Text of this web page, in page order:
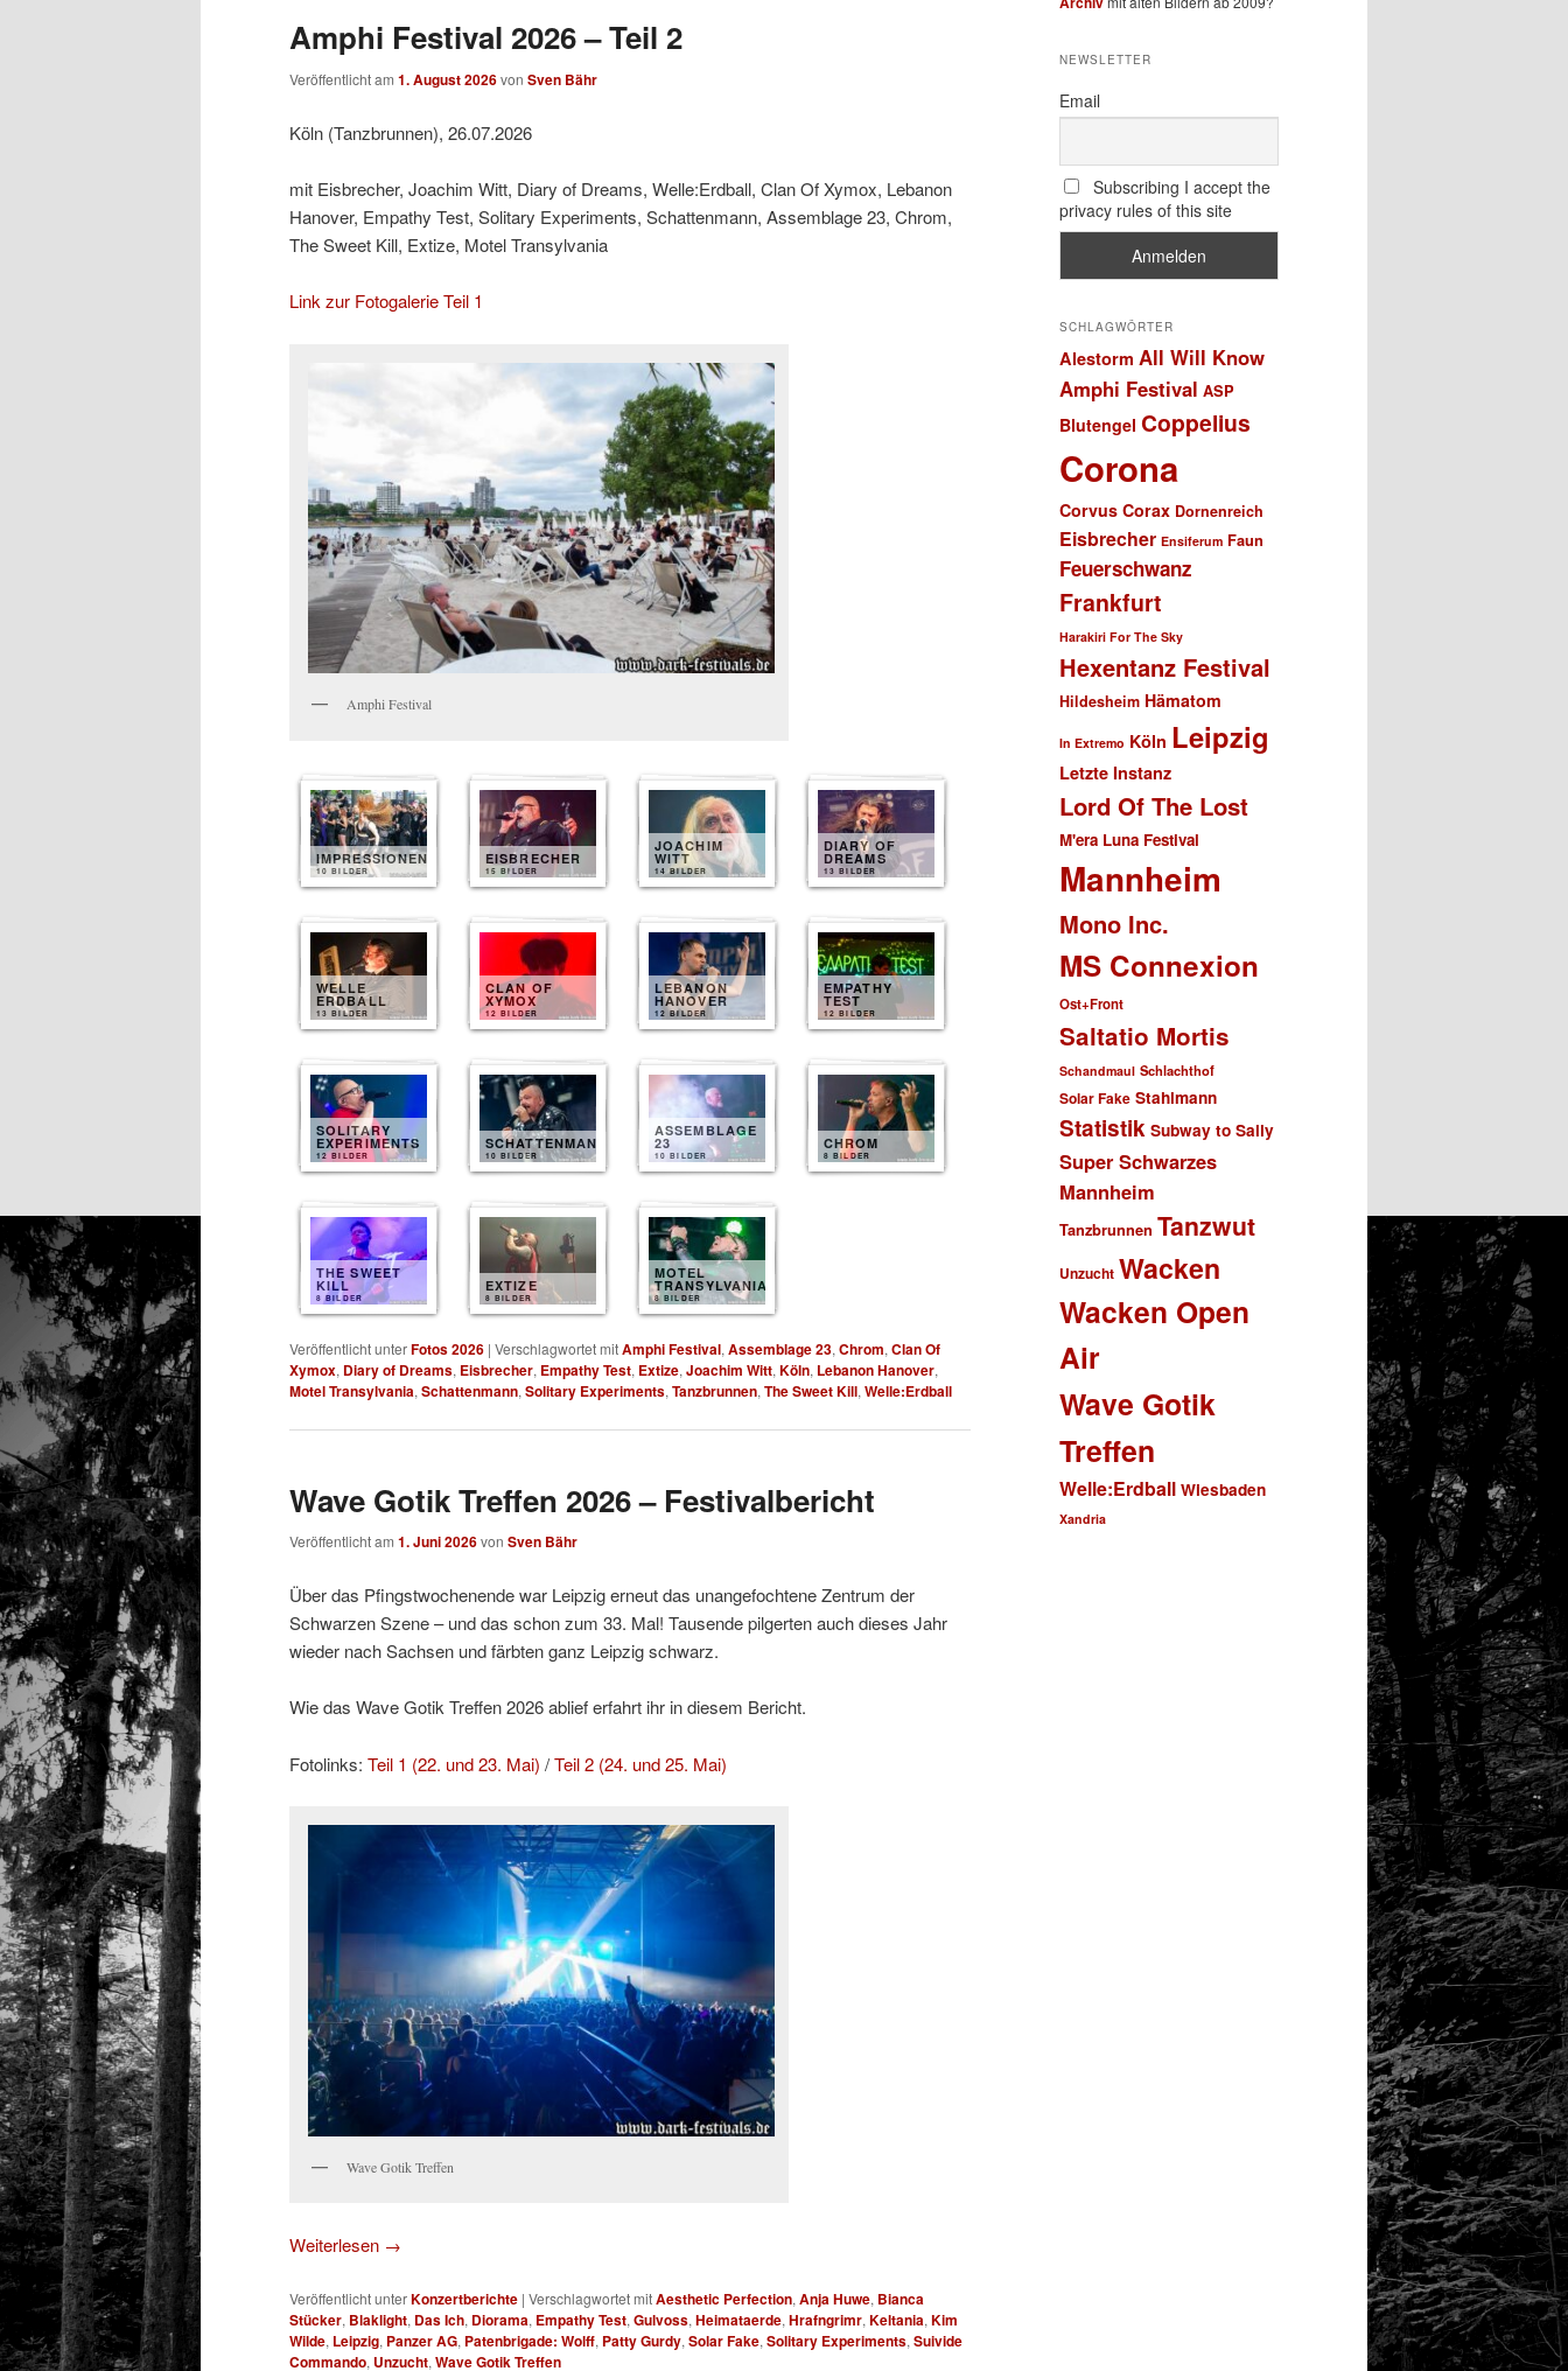
Amphi Festival 2026 – Teil 2
Veröffentlicht am 1. August 2026von Sven Bähr
Köln (Tanzbrunnen), 26.07.2026
mit Eisbrecher, Joachim Witt, Diary of Dreams, Welle:Erdball, Clan Of Xymox, Lebanon
Hanover, Empathy Test, Solitary Experiments, Schattenmann, Assemblage 23, Chrom,
The Sweet Kill, Extize, Motel Transylvania
Link zur Fotogalerie Teil 1
Amphi Festival
IMPRESSIONEN
10 BILDER
EISBRECHER
15 BILDER
JOACHIM
WITT
14 BILDER
DIARY OF
DREAMS
13 BILDER
WELLE
ERDBALL
13 BILDER
CLAN OF
XYMOX
12 BILDER
LEBANON
HANOVER
12 BILDER
EMPATHY
TEST
12 BILDER
SOLITARY
EXPERIMENTS
12 BILDER
SCHATTENMANN
10 BILDER
ASSEMBLAGE
23
10 BILDER
CHROM
8 BILDER
THE SWEET
KILL
8 BILDER
EXTIZE
8 BILDER
MOTEL
TRANSYLVANIA
8 BILDER
Veröffentlicht unterFotos 2026 | Verschlagwortet mitAmphi Festival, Assemblage 23, Chrom, Clan Of
Xymox, Diary of Dreams, Eisbrecher, Empathy Test, Extize, Joachim Witt, Köln, Lebanon Hanover,
Motel Transylvania, Schattenmann, Solitary Experiments, Tanzbrunnen, The Sweet Kill, Welle:Erdball
Wave Gotik Treffen 2026 – Festivalbericht
Veröffentlicht am 1. Juni 2026von Sven Bähr
Über das Pfingstwochenende war Leipzig erneut das unangefochtene Zentrum der
Schwarzen Szene – und das schon zum 33. Mal! Tausende pilgerten auch dieses Jahr
wieder nach Sachsen und färbten ganz Leipzig schwarz.
Wie das Wave Gotik Treffen 2026 ablief erfahrt ihr in diesem Bericht.
Fotolinks: Teil 1 (22. und 23. Mai) /Teil 2 (24. und 25. Mai)
Wave Gotik Treffen
Weiterlesen →
Veröffentlicht unterKonzertberichte | Verschlagwortet mitAesthetic Perfection, Anja Huwe, Bianca
Stücker, Blaklight, Das Ich, Diorama, Empathy Test, Gulvoss, Heimataerde, Hrafngrimr, Keltania, Kim
Wilde, Leipzig, Panzer AG, Patenbrigade: Wolff, Patty Gurdy, Solar Fake, Solitary Experiments, Suivide
Commando, Unzucht, Wave Gotik Treffen
NEWSLETTER
Email
Subscribing I accept the
privacy rules of this site
SCHLAGWÖRTER
Alestorm All Will Know
Amphi Festival ASP
Blutengel Coppelius
Corona
Corvus Corax Dornenreich
Eisbrecher Ensiferum Faun
Feuerschwanz
Frankfurt
Harakiri For The Sky
Hexentanz Festival
Hildesheim Hämatom
In Extremo Köln Leipzig
Letzte Instanz
Lord Of The Lost
M'era Luna Festival
Mannheim
Mono Inc.
MS Connexion
Ost+Front
Saltatio Mortis
Schandmaul Schlachthof
Solar Fake Stahlmann
Statistik Subway to Sally
Super Schwarzes
Mannheim
Tanzbrunnen Tanzwut
Unzucht Wacken
Wacken Open
Air
Wave Gotik
Treffen
Welle:Erdball Wiesbaden
Xandria